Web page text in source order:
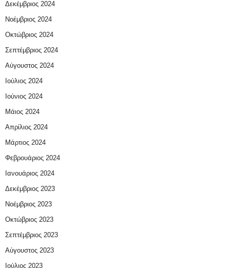
Δεκέμβριος 2024
Νοέμβριος 2024
Οκτώβριος 2024
Σεπτέμβριος 2024
Αύγουστος 2024
Ιούλιος 2024
Ιούνιος 2024
Μάιος 2024
Απρίλιος 2024
Μάρτιος 2024
Φεβρουάριος 2024
Ιανουάριος 2024
Δεκέμβριος 2023
Νοέμβριος 2023
Οκτώβριος 2023
Σεπτέμβριος 2023
Αύγουστος 2023
Ιούλιος 2023